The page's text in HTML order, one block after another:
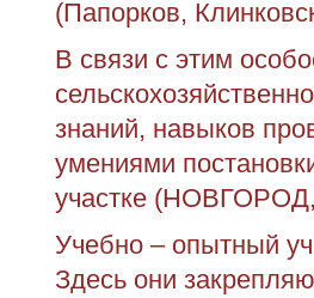
(Папорков,
В связи с этим
знаний, навыков
умениями
участке
Учебно – опытный
Здесь они